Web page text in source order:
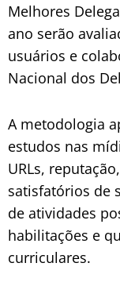
Melhores
ano serão
usuários e
Nacional dos
A metodologia
estudos nas
URLs,
satisfatórios de
de atividades
habilitações e
curriculares.